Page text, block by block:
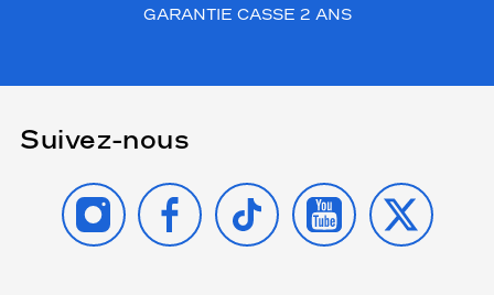
GARANTIE CASSE 2 ANS
Suivez-nous
INSTAGRAMFACEBOOK
TIKTOK YOUTUBE
X